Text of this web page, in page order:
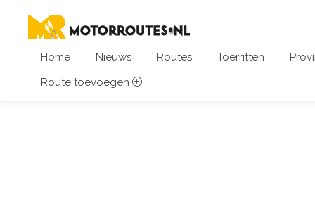
Home Nieuws Routes Toerritten
Route toevoegen